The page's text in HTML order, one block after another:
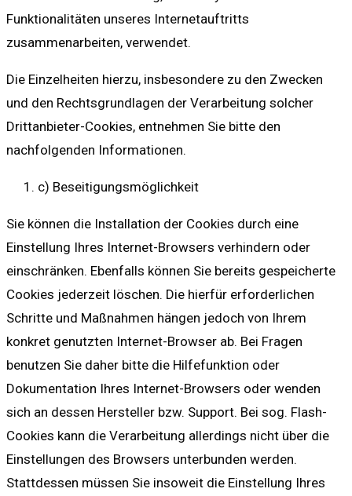
Funktionalitäten unseres Internetauftritts
zusammenarbeiten, verwendet.
Die Einzelheiten hierzu, insbesondere zu den Zwecken
und den Rechtsgrundlagen der Verarbeitung solcher
Drittanbieter-Cookies, entnehmen Sie bitte den
nachfolgenden Informationen.
c) Beseitigungsmöglichkeit
Sie können die Installation der Cookies durch eine
Einstellung Ihres Internet-Browsers verhindern oder
einschränken. Ebenfalls können Sie bereits gespeicherte
Cookies jederzeit löschen. Die hierfür erforderlichen
Schritte und Maßnahmen hängen jedoch von Ihrem
konkret genutzten Internet-Browser ab. Bei Fragen
benutzen Sie daher bitte die Hilfefunktion oder
Dokumentation Ihres Internet-Browsers oder wenden
sich an dessen Hersteller bzw. Support. Bei sog. Flash-
Cookies kann die Verarbeitung allerdings nicht über die
Einstellungen des Browsers unterbunden werden.
Stattdessen müssen Sie insoweit die Einstellung Ihres